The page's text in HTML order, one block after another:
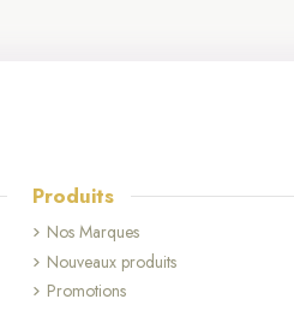
Produits
Nos Marques
Nouveaux produits
Promotions